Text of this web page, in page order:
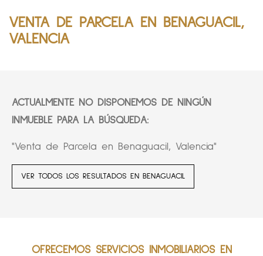
VENTA DE PARCELA EN BENAGUACIL,
VALENCIA
ACTUALMENTE NO DISPONEMOS DE NINGÚN
INMUEBLE PARA LA BÚSQUEDA:
"Venta de Parcela en Benaguacil, Valencia"
VER TODOS LOS RESULTADOS EN BENAGUACIL
OFRECEMOS SERVICIOS INMOBILIARIOS EN